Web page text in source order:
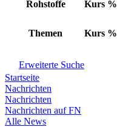
Rohstoffe Kurs %
Themen Kurs %
Erweiterte Suche
Startseite
Nachrichten
Nachrichten
Nachrichten auf FN
Alle News